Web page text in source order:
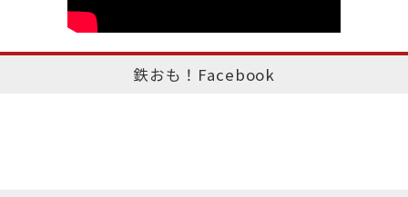
鉄おも！Facebook